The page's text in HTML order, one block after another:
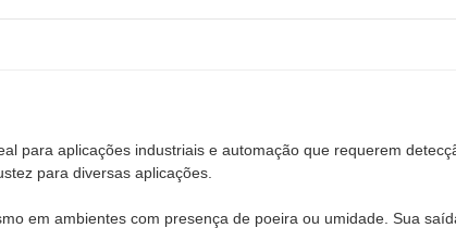
para aplicações industriais e automação que requerem
para diversas aplicações.
em ambientes com presença de poeira ou umidade. Sua